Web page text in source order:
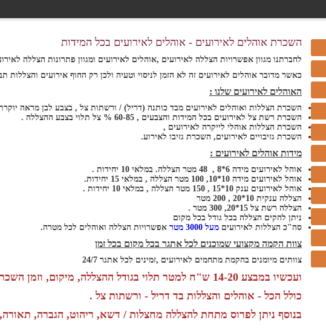
השכרת אוהלים לאירועים - אוהלים לאירועים בכל המידות
לחברתנו מגוון אפשרויות הצללה לאירועים ,אוהלים לאירועים ומגוון פתרונות הצללה
כאשר מדובר אוהלים לאירועים זה לא הזמן לניסוי וטעיה ולכן רק החוף אירועים
האוהלים לאירועים שלנו :
השכרת הצללות ואוהלים לאירועים מבד כותנה (דריל) / ורשתות צל , בצבע לבן מראה יוקרתי , כמעט 100% צל
השכרת רשת צל לאירועים בכל המידות והצבעים , 60-85 % צל תלוי בצבע ההצללה .
השכרת הצללות אוהלי לייקרה לאירועים ,
השכרת גזיבויים לאירועים, השכרת גזיבו לאירוע.
מידות אוהלים לאירועים :
אוהל לאירועים מידה 6*8 , 48 מטר הצללה. במלאי 10 יחידות .
אוהל לאירועים מידה 10*10, 100 מטר הצללה , במלאי 15 יחידות.
אוהל לאירועים ענק 10*15 , 150 מטר הצללה , במלאי 10 יחידות .
הצללה ענקית 10*20 , 200 מטר
הצללה רשת צל 15*20, 300 מטר .
ניתן להקים הצללה בכל גודל בכל מקום
סה"כ הצללות לאירועים מעל 3000 מטר אפשרויות הצללה ואוהלים לכל מטרה.
צוות הקמה מקצועי שמוכנים לכל אתגר בכל מקום בכל זמן
צוותים מיומנים בהקמת מתחמים לאירועים ,זמינים לכל אתגר 24/7
ועכשיו במבצע 14-20 ש"ח למטר תלוי בגודל ההצללה, מיקום, וזמן השכרה .
כולל הכל - אוהלים והצללות בד דריל - ורשתות צל .
בנוסף ניתן לפרוס מתחת להצללה מחצלות / דשא, ריהוט, הגברה,